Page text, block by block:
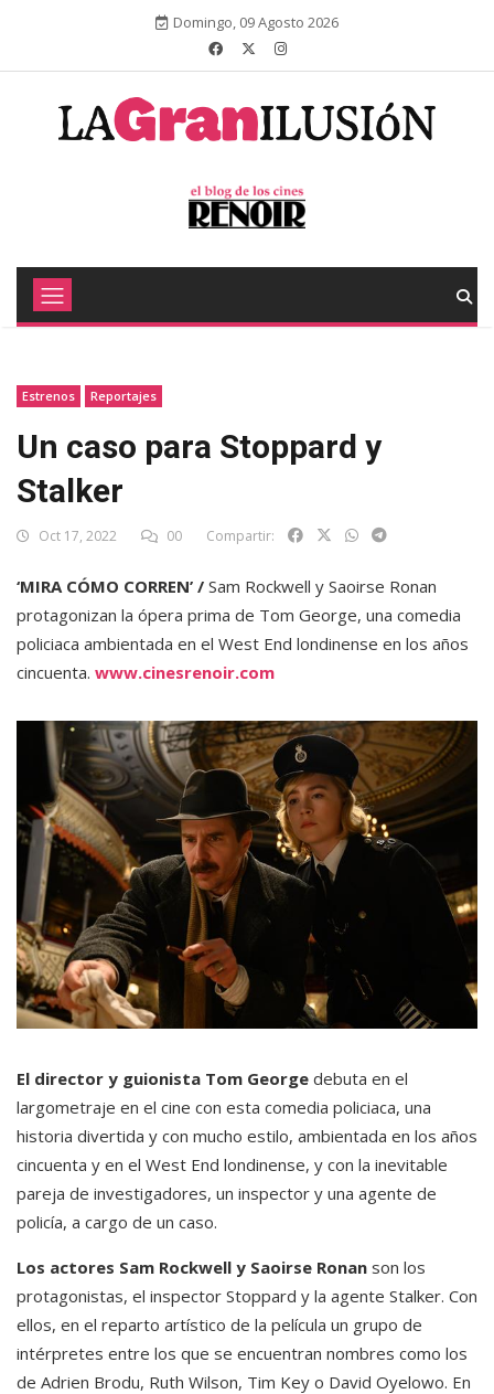
Domingo, 09 Agosto 2026
Estrenos Reportajes
Un caso para Stoppard y
Stalker
Oct 17, 2022 00 Compartir:
‘MIRA CÓMO CORREN’ / Sam Rockwell y Saoirse Ronan
protagonizan la ópera prima de Tom George, una comedia
policiaca ambientada en el West End londinense en los años
cincuenta. www.cinesrenoir.com
El director y guionista Tom George debuta en el
largometraje en el cine con esta comedia policiaca, una
historia divertida y con mucho estilo, ambientada en los años
cincuenta y en el West End londinense, y con la inevitable
pareja de investigadores, un inspector y una agente de
policía, a cargo de un caso.
Los actores Sam Rockwell y Saoirse Ronan son los
protagonistas, el inspector Stoppard y la agente Stalker. Con
ellos, en el reparto artístico de la película un grupo de
intérpretes entre los que se encuentran nombres como los
de Adrien Brodu, Ruth Wilson, Tim Key o David Oyelowo. En